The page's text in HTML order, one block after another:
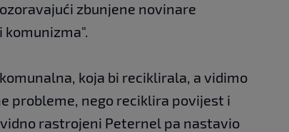
zbunjene novinare
komunizma".
koja bi reciklirala, a vidimo
probleme, nego reciklira povijest i
rastrojeni Peternel pa nastavio